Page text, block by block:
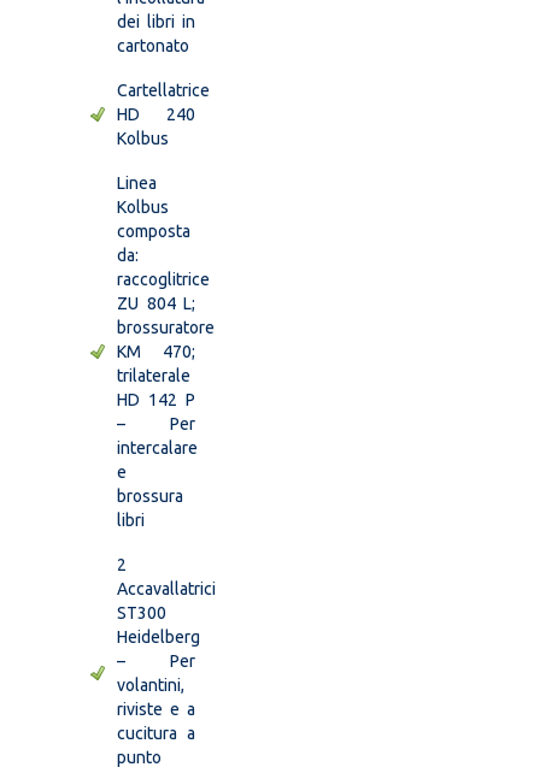
dei libri in
cartonato
Cartellatrice
HD 240
Kolbus
Linea
Kolbus
composta
da:
raccoglitrice
ZU 804 L;
brossuratore
KM 470;
trilaterale
HD 142 P
– Per
intercalare
e
brossura
libri
2
Accavallatrici
ST300
Heidelberg
– Per
volantini,
riviste e a
cucitura a
punto